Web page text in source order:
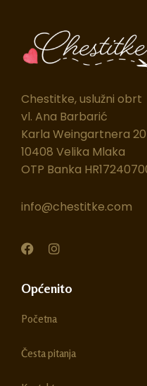
Chestitke, uslužni obrt
vl. Ana Barbarić
Karla Weingartnera
10408 Velika Mlaka
OTP Banka
info@chestitke.com
F
e
b
o
I
t
r
m
Općenito
Početna
Česta pitanja